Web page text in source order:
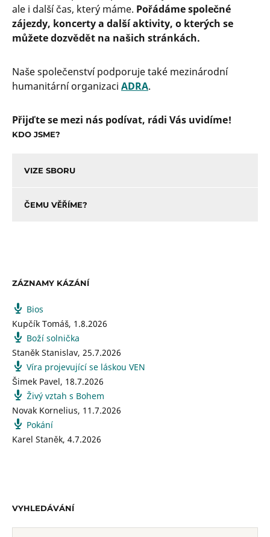
ale i další čas, který máme. Pořádáme společné
zájezdy, koncerty a další aktivity, o kterých se
můžete dozvědět na našich stránkách.
Naše společenství podporuje také mezinárodní
humanitární organizaci ADRA.
Přijďte se mezi nás podívat, rádi Vás uvidíme!
KDO JSME?
VIZE SBORU
ČEMU VĚŘÍME?
ZÁZNAMY KÁZÁNÍ
Bios
Kupčík Tomáš, 1.8.2026
Boží solnička
Staněk Stanislav, 25.7.2026
Víra projevující se láskou VEN
Šimek Pavel, 18.7.2026
Živý vztah s Bohem
Novak Kornelius, 11.7.2026
Pokání
Karel Staněk, 4.7.2026
VYHLEDÁVÁNÍ